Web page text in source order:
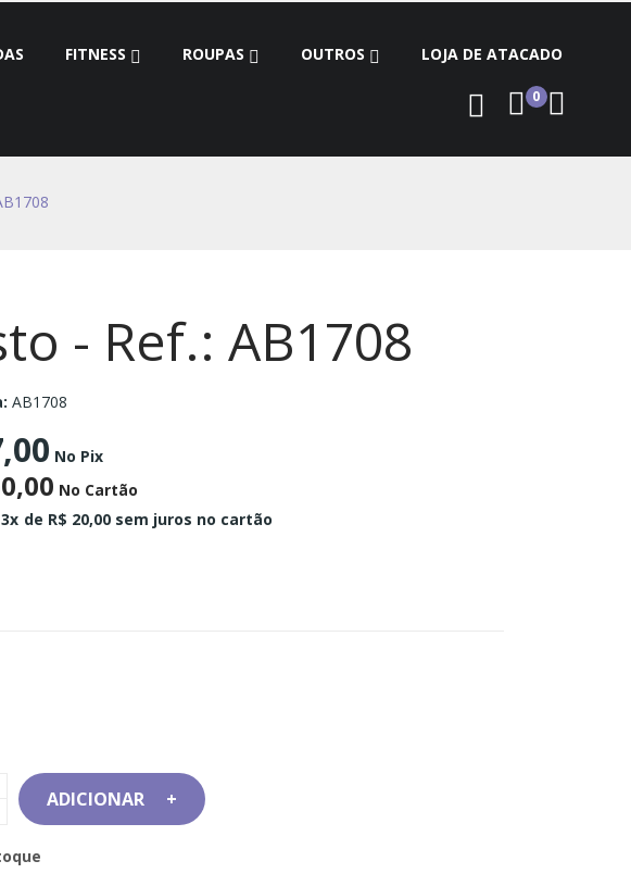
FITNESS ROUPAS OUTROS LOJA DE ATACADO
0
- Ref.: AB1708
AB1708
No Pix
No Cartão
de R$ 20,00 sem juros no cartão
ADICIONAR